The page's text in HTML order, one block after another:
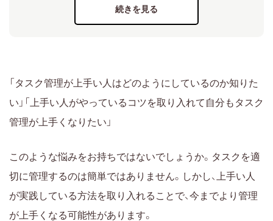
タスクを抜け漏れなく抽出して可視化する
シングルタスクを意識する
タスク管理ツールを利用する
タスク管理が上手くなるおすすめのツール3選
Lychee Redmine
タスク管理が上手い人がやっているコツを取り入れよ
「タスク管理が上手い人はどのようにしているのか知りた
い」「上手い人がやっているコツを取り入れて自分もタスク
管理が上手くなりたい」
このような悩みをお持ちではないでしょうか。タスクを適
切に管理するのは簡単ではありません。しかし、上手い人
が実践している方法を取り入れることで、今までより管理
が上手くなる可能性があります。